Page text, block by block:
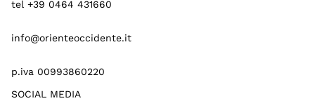
tel +39 0464 431660
info@orienteoccidente.it
p.iva 00993860220
SOCIAL MEDIA